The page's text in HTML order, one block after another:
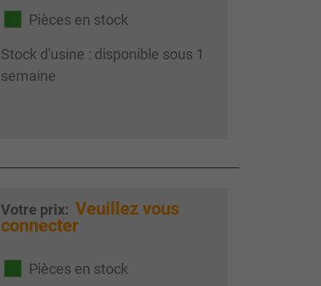
Pièces en stock
Stock d'usine : disponible sous 1
semaine
Votre prix: Veuillez vous
connecter
Pièces en stock